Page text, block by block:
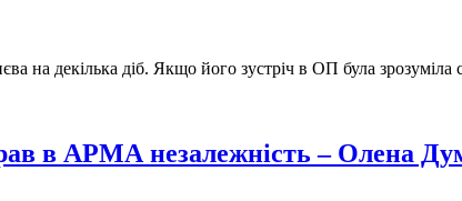
на декілька діб. Якщо його зустріч в ОП була
в АРМА незалежність – Олена